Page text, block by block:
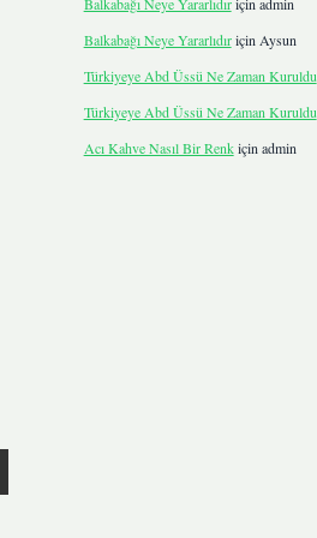
Balkabağı Neye Yararlıdıriçin Aysun
Türkiyeye Abd Üssü Ne Zaman Kuruldu
Türkiyeye Abd Üssü Ne Zaman Kuruldu
Acı Kahve Nasıl Bir Renkiçin admin